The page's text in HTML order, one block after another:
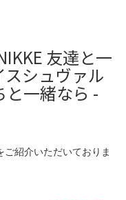
友達と一
スシュヴァル
と一緒なら -
紹介いただいておりま